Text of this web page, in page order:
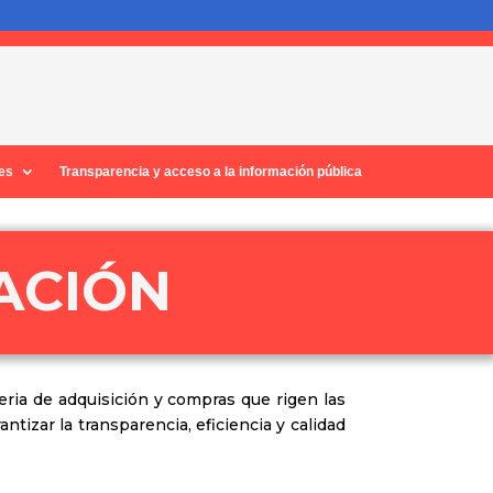
Transparencia y acceso a la información pública
de adquisición y compras que rigen las
la transparencia, eficiencia y calidad